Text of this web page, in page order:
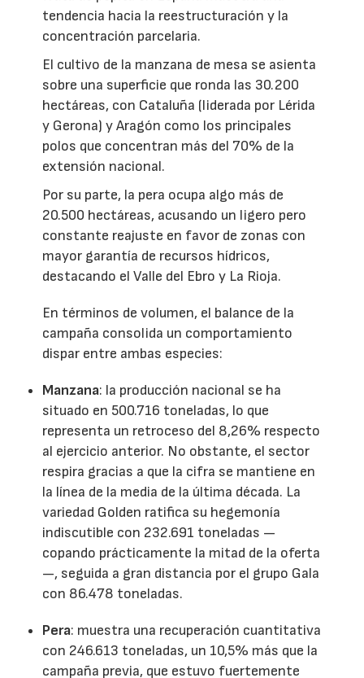
tendencia hacia la reestructuración y la
concentración parcelaria.
El cultivo de la manzana de mesa se asienta
sobre una superficie que ronda las 30.200
hectáreas, con Cataluña (liderada por Lérida
y Gerona) y Aragón como los principales
polos que concentran más del 70% de la
extensión nacional.
Por su parte, la pera ocupa algo más de
20.500 hectáreas, acusando un ligero pero
constante reajuste en favor de zonas con
mayor garantía de recursos hídricos,
destacando el Valle del Ebro y La Rioja.
En términos de volumen, el balance de la
campaña consolida un comportamiento
dispar entre ambas especies:
Manzana: la producción nacional se ha
situado en 500.716 toneladas, lo que
representa un retroceso del 8,26% respecto
al ejercicio anterior. No obstante, el sector
respira gracias a que la cifra se mantiene en
la línea de la media de la última década. La
variedad Golden ratifica su hegemonía
indiscutible con 232.691 toneladas —
copando prácticamente la mitad de la oferta
—, seguida a gran distancia por el grupo Gala
con 86.478 toneladas.
Pera: muestra una recuperación cuantitativa
con 246.613 toneladas, un 10,5% más que la
campaña previa, que estuvo fuertemente